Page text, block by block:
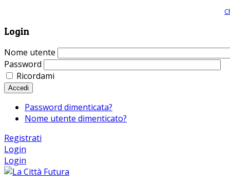
Login
Nome utente
Password
Ricordami
Accedi
Password dimenticata?
Nome utente dimenticato?
Registrati
Login
Login